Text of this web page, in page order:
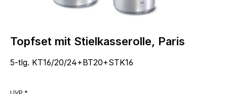
Topfset mit Stielkasserolle, Paris
5-tlg. KT16/20/24+BT20+STK16